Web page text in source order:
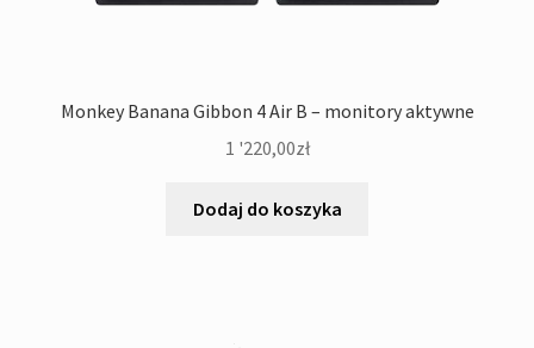
Monkey Banana Gibbon 4 Air B – monitory aktywne
1 '220,00zł
Dodaj do koszyka